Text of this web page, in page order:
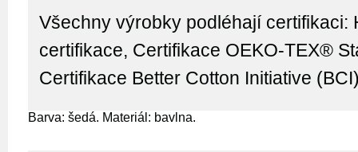
Všechny výrobky podléhají certifikaci:
certifikace, Certifikace OEKO-TEX®
Certifikace Better Cotton Initiative
Barva: šedá. Materiál: bavlna.